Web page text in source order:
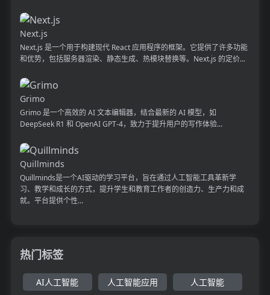
Next.js
Next.js 是一个用于构建现代 React 应用程序的框架。它提供了许多功能
和优势，包括服务器渲染、静态生成、热模块替换等。Next.js 的定价...
Grimo
Grimo 是一个高效的 AI 文本编辑器，结合最新的 AI 模型，如
DeepSeek R1 和 OpenAI GPT-4，致力于提升用户的写作体验...
Quillminds
Quillminds是一个AI驱动的学习平台，旨在通过人工智能工具革新学
习、教学和成长的方式，提升学生和教育工作者的创造力、生产力和成
就。平台提供个性...
热门标签
AI人工智能 人工智能应用 人工智能